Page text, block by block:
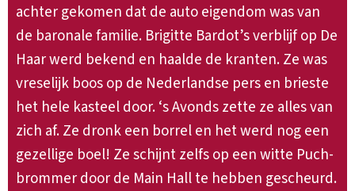
achter gekomen dat de auto eigendom was van
de baronale familie. Brigitte Bardot’s verblijf op De
Haar werd bekend en haalde de kranten. Ze was
vreselijk boos op de Nederlandse pers en brieste
het hele kasteel door. ‘s Avonds zette ze alles van
zich af. Ze dronk een borrel en het werd nog een
gezellige boel! Ze schijnt zelfs op een witte Puch-
brommer door de Main Hall te hebben gescheurd.